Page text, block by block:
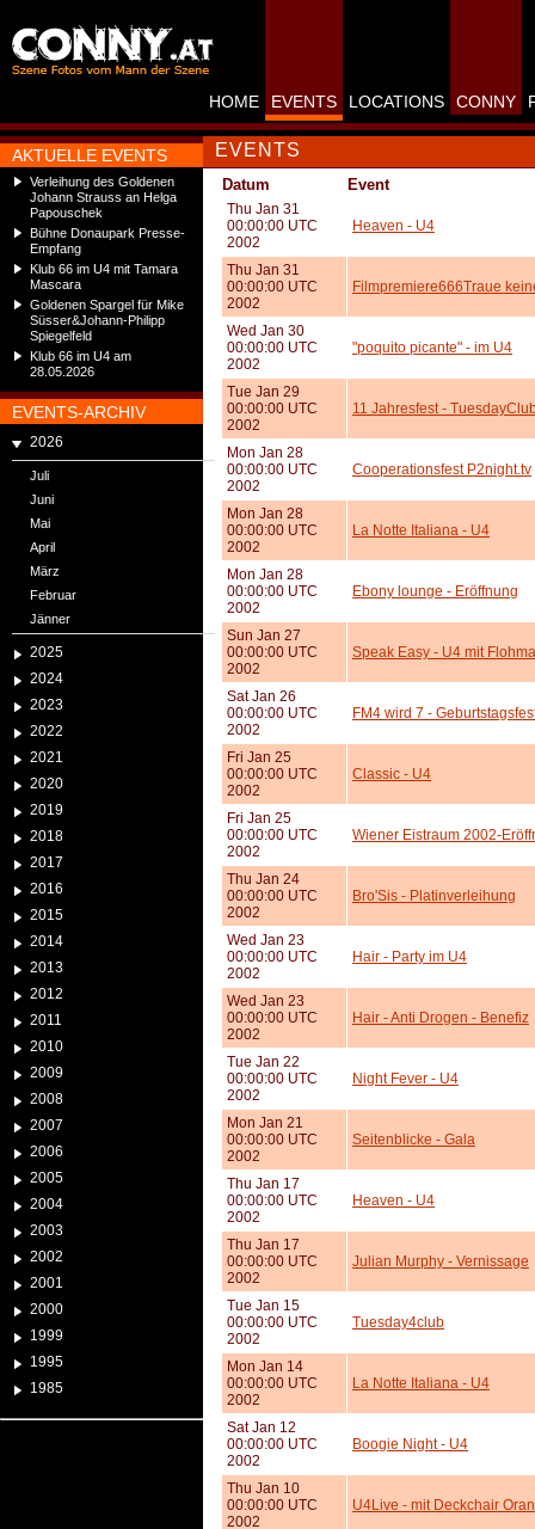
AKTUELLE EVENTS
Verleihung des Goldenen
Johann Strauss an Helga
Papouschek
Bühne Donaupark Presse-
Empfang
Klub 66 im U4 mit Tamara
Mascara
Goldenen Spargel für Mike
Süsser&Johann-Philipp
Spiegelfeld
Klub 66 im U4 am
28.05.2026
EVENTS-ARCHIV
2026
Juli
Juni
Mai
April
März
Februar
Jänner
2025
2024
2023
2022
2021
2020
2019
2018
2017
2016
2015
2014
2013
2012
2011
2010
2009
2008
2007
2006
2005
2004
2003
2002
2001
2000
1999
1995
1985
HOME EVENTS LOCATIONS CONNY
EVENTS
Datum Event
Thu Jan 31
00:00:00 UTC
2002
Heaven - U4
Thu Jan 31
00:00:00 UTC
2002
Filmpremiere666Traue
Wed Jan 30
00:00:00 UTC
2002
"poquito picante" - im U4
Tue Jan 29
00:00:00 UTC
2002
11 Jahresfest -
Mon Jan 28
00:00:00 UTC
2002
Cooperationsfest P2night.tv
Mon Jan 28
00:00:00 UTC
2002
La Notte Italiana - U4
Mon Jan 28
00:00:00 UTC
2002
Ebony lounge - Eröffnung
Sun Jan 27
00:00:00 UTC
2002
Speak Easy - U4 mit
Sat Jan 26
00:00:00 UTC
2002
FM4 wird 7 -
Fri Jan 25
00:00:00 UTC
2002
Classic - U4
Fri Jan 25
00:00:00 UTC
2002
Wiener Eistraum 2002-
Thu Jan 24
00:00:00 UTC
2002
Bro'Sis - Platinverleihung
Wed Jan 23
00:00:00 UTC
2002
Hair - Party im U4
Wed Jan 23
00:00:00 UTC
2002
Hair - Anti Drogen - Benefiz
Tue Jan 22
00:00:00 UTC
2002
Night Fever - U4
Mon Jan 21
00:00:00 UTC
2002
Seitenblicke - Gala
Thu Jan 17
00:00:00 UTC
2002
Heaven - U4
Thu Jan 17
00:00:00 UTC
2002
Julian Murphy - Vernissage
Tue Jan 15
00:00:00 UTC
2002
Tuesday4club
Mon Jan 14
00:00:00 UTC
2002
La Notte Italiana - U4
Sat Jan 12
00:00:00 UTC
2002
Boogie Night - U4
Thu Jan 10
00:00:00 UTC
2002
U4Live - mit Deckchair